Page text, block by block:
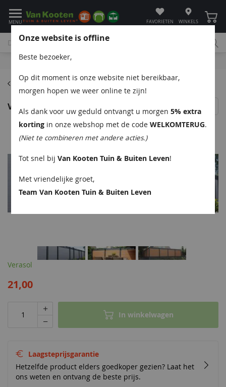
MENU FAVORIETEN WINKELS
Bel
Composiet schuttingen
Verasol Aluminium Afdek kliklijst 400 cm
Verasol
21,00
In winkelwagen
Laagsteprijsgarantie
Hetzelfde product elders goedkoper gezien? Laat het
ons weten en ontvang de beste prijs.
Onze website is offline
Beste bezoeker,
Op dit moment is onze website niet bereikbaar,
morgen hopen we weer online te zijn!
Als dank voor uw geduld ontvangt u morgen5% extra
korting in onze webshop met de codeWELKOMTERUG.
(Niet te combineren met andere acties.)
Tot snel bijVan Kooten Tuin & Buiten Leven!
Met vriendelijke groet,
Team Van Kooten Tuin & Buiten Leven